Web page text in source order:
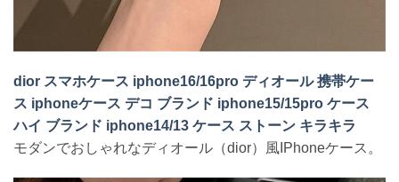
dior スマホケース iphone16/16pro ディオール 携帯ケー
ス iphoneケース デコ ブランド iphone15/15pro ケース
ハイ ブランド iphone14/13 ケース ストーン キラキラ
モダンでおしゃれなディオール（dior）風IPhoneケース。